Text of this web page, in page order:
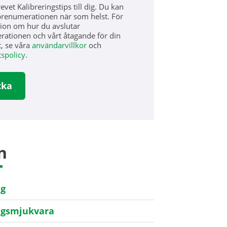
Kalibreringstips till dig. Du kan
när som helst. För
om hur du avslutar
och vårt åtagande för din
se våra användarvillkoroch
.